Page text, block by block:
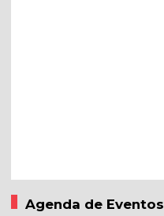
Agenda de Eventos